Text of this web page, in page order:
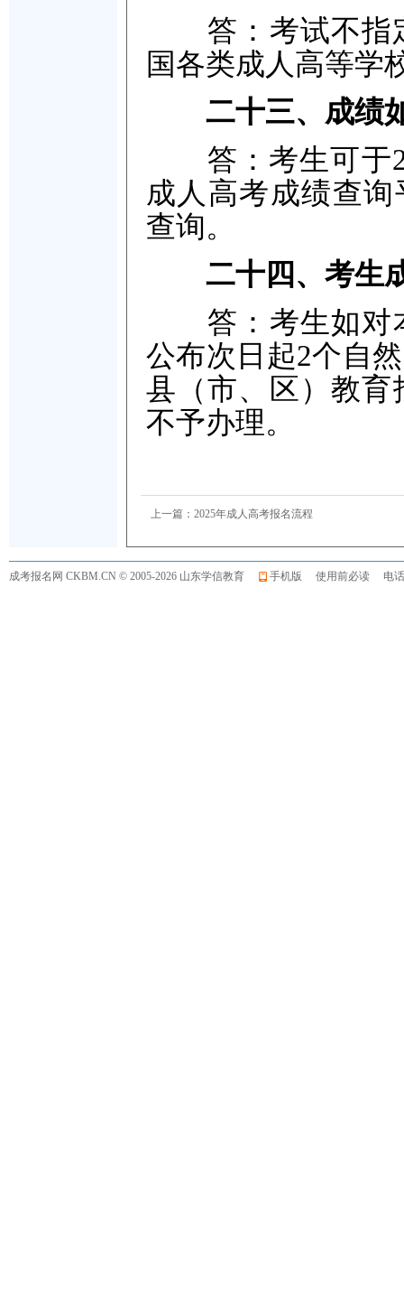
答：考试不指定
国各类成人高等学
二十三、成绩
答：考生可于
成人高考成绩查询
查询。
二十四、考生
答：考生如对
公布次日起2个自
县（市、区）教
不予办理。
上一篇： 2025年成人高考报名流程
成考报名网 CKBM.CN © 2005-2026 山东学信教育 手机版 使用前必读 电话